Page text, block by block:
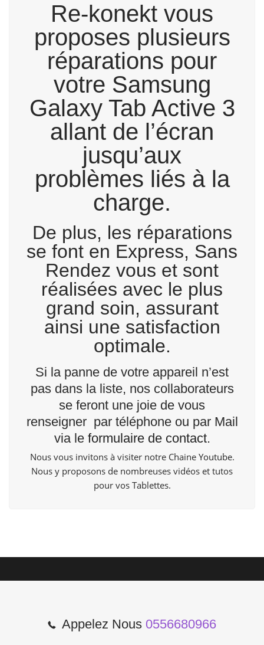
Re-konekt vous
proposes plusieurs
réparations pour
votre Samsung
Galaxy Tab Active 3
allant de l’écran
jusqu’aux
problèmes liés à la
charge.
De plus, les réparations
se font en Express, Sans
Rendez vous et sont
réalisées avec le plus
grand soin, assurant
ainsi une satisfaction
optimale.
Si la panne de votre appareil n’est
pas dans la liste, nos collaborateurs
se feront une joie de vous
renseigner par téléphone ou par Mail
via le formulaire de contact.
Nous vous invitons à visiter notre Chaine Youtube.
Nous y proposons de nombreuses vidéos et tutos
pour vos Tablettes.
Appelez Nous 0556680966